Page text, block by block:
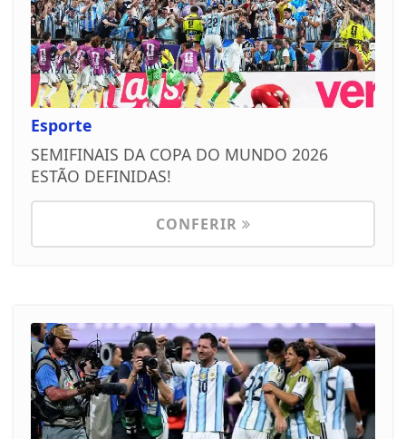
Esporte
SEMIFINAIS DA COPA DO MUNDO 2026
ESTÃO DEFINIDAS!
CONFERIR